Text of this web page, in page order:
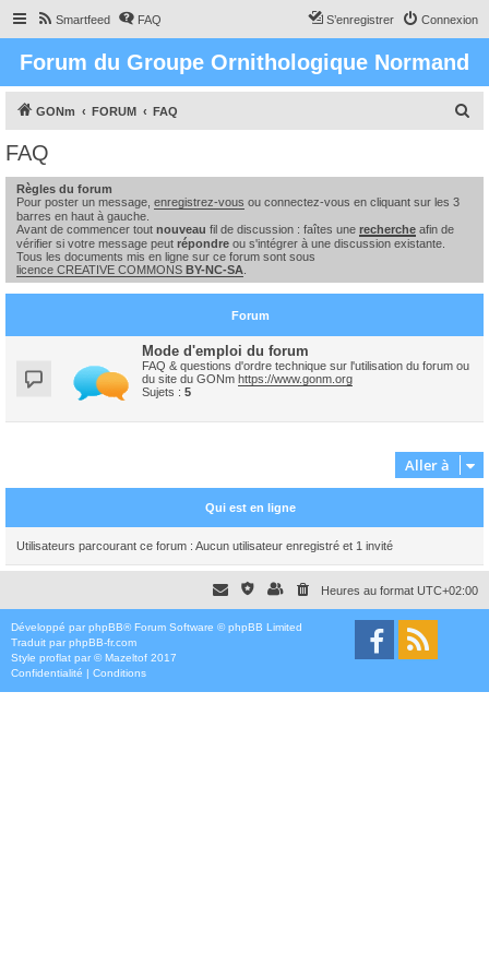
Smartfeed FAQ Connexion
S’enregistrer
Forum du Groupe Ornithologique Normand
GONm FORUM FAQ
h
FAQ
Règles du forum
Pour poster un message, enregistrez-vous ou connectez-vous en cliquant sur les 3
barres en haut à gauche.
Avant de commencer tout nouveau fil de discussion : faîtes une recherche afin de
vérifier si votre message peut répondre ou s'intégrer à une discussion existante.
Tous les documents mis en ligne sur ce forum sont sous
licence CREATIVE COMMONS BY-NC-SA
Forum
Mode d'emploi du forum
FAQ & questions d'ordre technique sur l'utilisation du forum ou
du site du GONm https://www.gonm.org
Sujets : 5
Aller à
Qui est en ligne
Utilisateurs parcourant ce forum : Aucun utilisateur enregistré et 1 invité
Heures au format UTC+02:00
Développé par phpBB® Forum Software © phpBB Limited
Traduit par phpBB-fr.com
Style proflat par ©Mazeltof 2017
Confidentialité | Conditions